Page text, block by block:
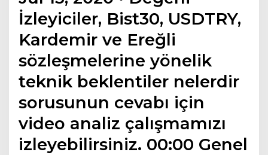
İzleyiciler, Bist30, USDTRY,
Kardemir ve Ereğli
sözleşmelerine yönelik
teknik beklentiler nelerdir
sorusunun cevabı için
video analiz çalışmamızı
izleyebilirsiniz. 00:00 Genel